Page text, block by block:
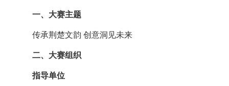
一、大赛主题
传承荆楚文韵 创意洞见未来
二、大赛组织
指导单位